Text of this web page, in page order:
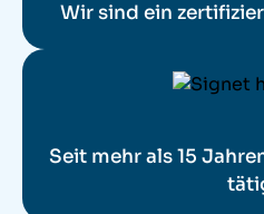
Wir sind ein
Seit mehr als 15